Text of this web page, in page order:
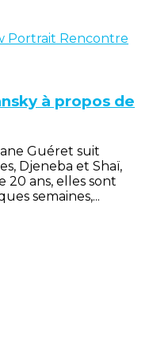
Portrait Rencontre
à propos de
Guéret suit
Djeneba et Shaï,
20 ans, elles sont
semaines,...